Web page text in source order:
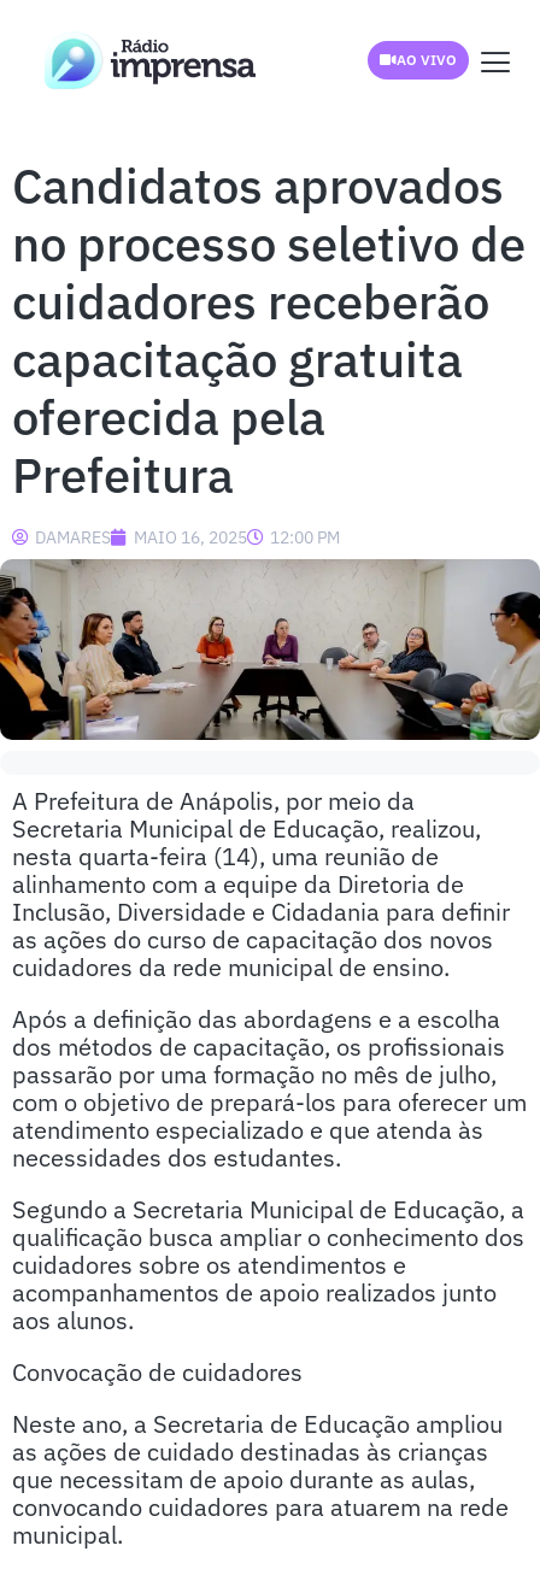
AO VIVO
Candidatos aprovados
no processo seletivo de
cuidadores receberão
capacitação gratuita
oferecida pela
Prefeitura
DAMARES MAIO 16, 2025 12:00 PM
A Prefeitura de Anápolis, por meio da
Secretaria Municipal de Educação, realizou,
nesta quarta-feira (14), uma reunião de
alinhamento com a equipe da Diretoria de
Inclusão, Diversidade e Cidadania para definir
as ações do curso de capacitação dos novos
cuidadores da rede municipal de ensino.
Após a definição das abordagens e a escolha
dos métodos de capacitação, os profissionais
passarão por uma formação no mês de julho,
com o objetivo de prepará-los para oferecer um
atendimento especializado e que atenda às
necessidades dos estudantes.
Segundo a Secretaria Municipal de Educação, a
qualificação busca ampliar o conhecimento dos
cuidadores sobre os atendimentos e
acompanhamentos de apoio realizados junto
aos alunos.
Convocação de cuidadores
Neste ano, a Secretaria de Educação ampliou
as ações de cuidado destinadas às crianças
que necessitam de apoio durante as aulas,
convocando cuidadores para atuarem na rede
municipal.